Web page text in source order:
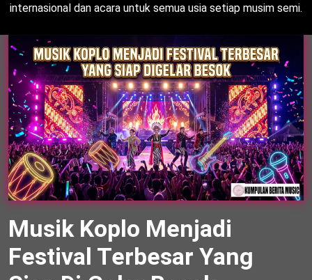
internasional dan acara untuk semua usia setiap musim semi.
Musik Koplo Menjadi
Festival Terbesar Yang